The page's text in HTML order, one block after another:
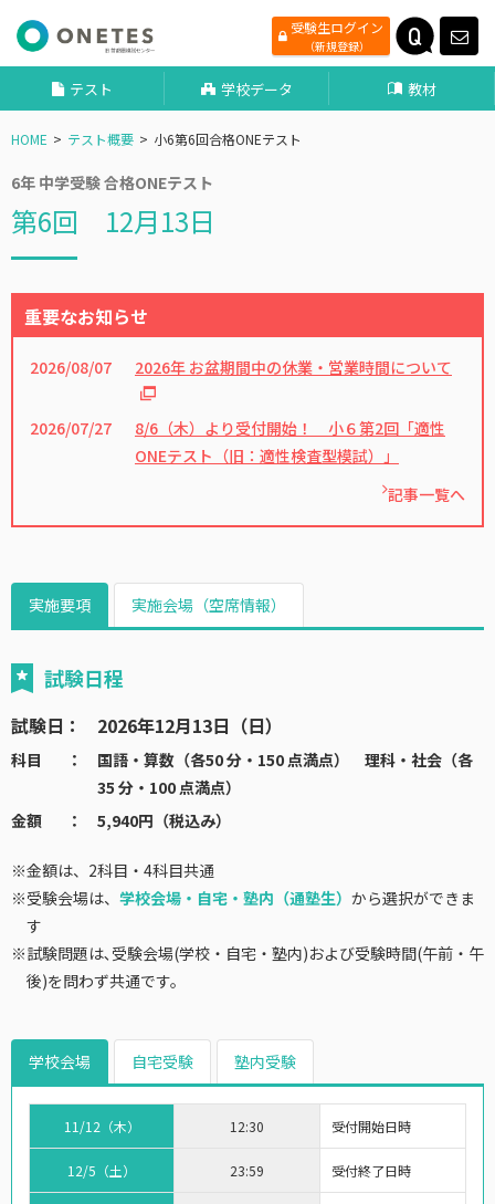
受験生ログイン
（新規登録）
テスト 学校データ 教材
HOME テスト概要 小6第6回合格ONEテスト
6年 中学受験 合格ONEテスト
第6回 12月13日
重要なお知らせ
2026/08/07 2026年 お盆期間中の休業・営業時間について
2026/07/27
8/6（木）より受付開始！ 小６第2回「適性
ONEテスト（旧：適性検査型模試）」
記事一覧へ
実施要項 実施会場（空席情報）
試験日程
試験日 2026年12月13日（日）
科目
国語・算数（各50 分・150 点満点） 理科・社会（各
35 分・100 点満点）
金額
5,940円（税込み）
※金額は、2科目・4科目共通
※受験会場は、 学校会場・自宅・塾内（通塾生） から選択ができま
す
※試験問題は､受験会場(学校・自宅・塾内)および受験時間(午前・午
後)を問わず共通です。
学校会場 自宅受験 塾内受験
11/12（木） 12:30 受付開始日時
12/5（土） 23:59 受付終了日時